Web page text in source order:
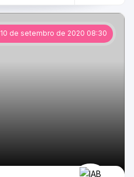
10 de setembro de 2020 08:30